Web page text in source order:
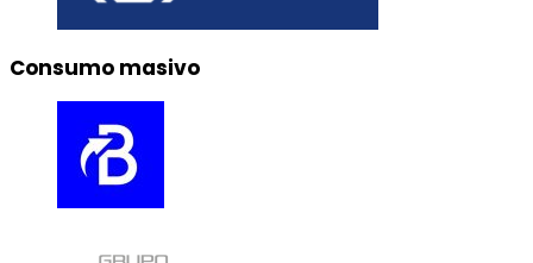
Consumo masivo